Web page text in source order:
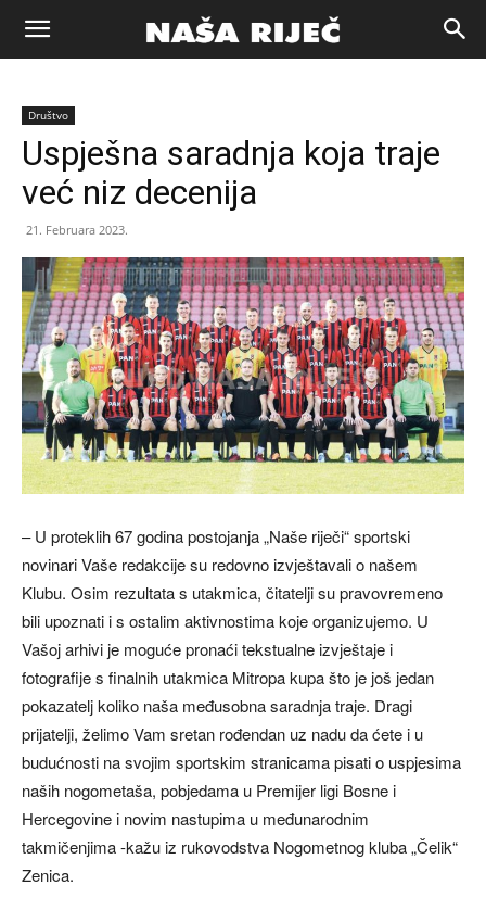
Naša
riječ
Društvo
Uspješna saradnja koja traje
već niz decenija
21. Februara 2023.
– U proteklih 67 godina postojanja „Naše riječi“ sportski
novinari Vaše redakcije su redovno izvještavali o našem
Klubu. Osim rezultata s utakmica, čitatelji su pravovremeno
bili upoznati i s ostalim aktivnostima koje organizujemo. U
Vašoj arhivi je moguće pronaći tekstualne izvještaje i
fotografije s finalnih utakmica Mitropa kupa što je još jedan
pokazatelj koliko naša međusobna saradnja traje. Dragi
prijatelji, želimo Vam sretan rođendan uz nadu da ćete i u
budućnosti na svojim sportskim stranicama pisati o uspjesima
naših nogometaša, pobjedama u Premijer ligi Bosne i
Hercegovine i novim nastupima u međunarodnim
takmičenjima -kažu iz rukovodstva Nogometnog kluba „Čelik“
Zenica.